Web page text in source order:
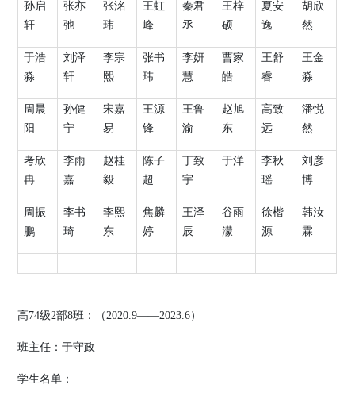
孙启
轩
张亦
弛
张洺
玮
王虹
峰
秦君
丞
王梓
硕
夏安
逸
胡欣
然
于浩
淼
刘泽
轩
李宗
熙
张书
玮
李妍
慧
曹家
皓
王舒
睿
王金
淼
周晨
阳
孙健
宁
宋嘉
易
王源
锋
王鲁
渝
赵旭
东
高致
远
潘悦
然
考欣
冉
李雨
嘉
赵桂
毅
陈子
超
丁致
宇
于洋
李秋
瑶
刘彦
博
周振
鹏
李书
琦
李熙
东
焦麟
婷
王泽
辰
谷雨
濛
徐楷
源
韩汝
霖
高74级2部8班：（2020.9——2023.6）
班主任：于守政
学生名单：